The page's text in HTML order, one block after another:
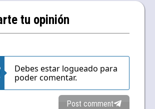
tu opinión
Debes estar logueado para
poder comentar.
Post comment